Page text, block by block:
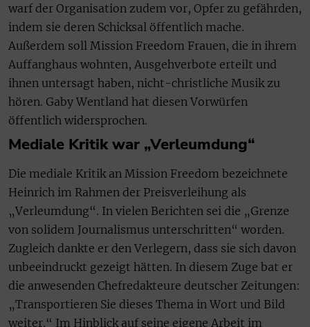
warf der Organisation zudem vor, Opfer zu gefährden,
indem sie deren Schicksal öffentlich mache.
Außerdem soll Mission Freedom Frauen, die in ihrem
Auffanghaus wohnten, Ausgehverbote erteilt und
ihnen untersagt haben, nicht-christliche Musik zu
hören. Gaby Wentland hat diesen Vorwürfen
öffentlich widersprochen.
Mediale Kritik war „Verleumdung“
Die mediale Kritik an Mission Freedom bezeichnete
Heinrich im Rahmen der Preisverleihung als
„Verleumdung“. In vielen Berichten sei die „Grenze
von solidem Journalismus unterschritten“ worden.
Zugleich dankte er den Verlegern, dass sie sich davon
unbeeindruckt gezeigt hätten. In diesem Zuge bat er
die anwesenden Chefredakteure deutscher Zeitungen:
„Transportieren Sie dieses Thema in Wort und Bild
weiter.“ Im Hinblick auf seine eigene Arbeit im